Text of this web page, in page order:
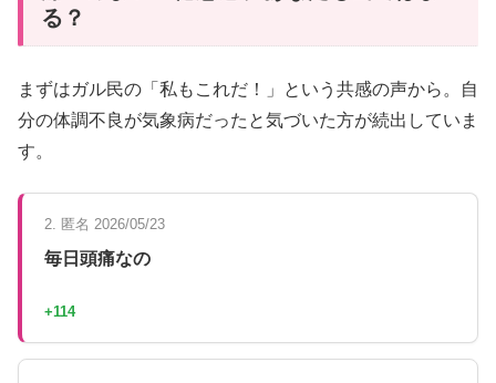
る？
まずはガル民の「私もこれだ！」という共感の声から。自
分の体調不良が気象病だったと気づいた方が続出していま
す。
2. 匿名 2026/05/23
毎日頭痛なの
+114